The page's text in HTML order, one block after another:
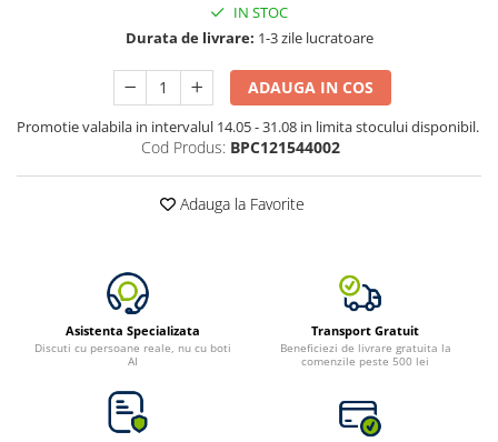
IN STOC
Durata de livrare: 1-3 zile lucratoare
ADAUGA IN COS
Promotie valabila in intervalul 14.05 - 31.08 in limita stocului disponibil.
Cod Produs: BPC121544002
Adauga la Favorite
Asistenta Specializata
Discuti cu persoane reale, nu cu boti
AI
Transport Gratuit
Beneficiezi de livrare gratuita la
comenzile peste 500 lei